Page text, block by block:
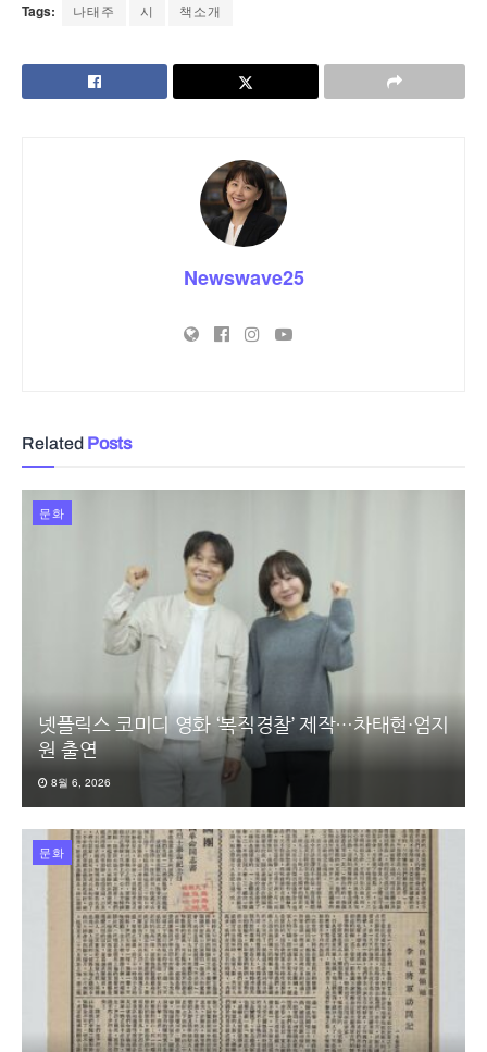
Tags: 나태주 시 책소개
Newswave25
Related Posts
문화
넷플릭스 코미디 영화 ‘복직경찰’ 제작…차태현·엄지
원 출연
8월 6, 2026
문화